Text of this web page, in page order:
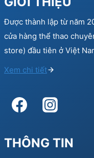
Được thành lập từ năm
cửa hàng thể thao
store) đầu tiên ở Việt
Xem chi tiết
THÔNG TIN